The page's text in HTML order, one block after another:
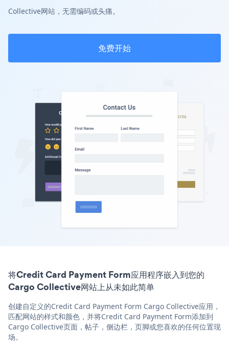
Collective网站，无需编码或头痛。
免费开始
将Credit Card Payment Form应用程序嵌入到您的
Cargo Collective网站上从未如此简单
创建自定义的Credit Card Payment Form Cargo Collective应用，
匹配网站的样式和颜色，并将Credit Card Payment Form添加到
Cargo Collective页面，帖子，侧边栏，页脚或您喜欢的任何位置现
场。